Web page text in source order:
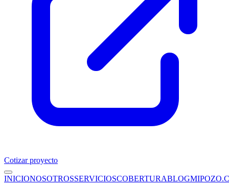
Cotizar proyecto
INICIONOSOTROSSERVICIOSCOBERTURABLOG